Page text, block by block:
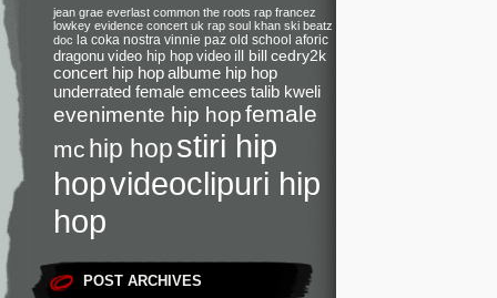
jean grae everlast common the roots rap francez
lowkey evidence concert uk rap soul khan ski beatz
doc la coka nostra vinnie paz old school aforic
dragonu video hip hop video ill bill cedry2k
concert hip hopalbume hip hop
underrated female emcees talib kweli
evenimente hip hopfemale
mc hip hopstiri hip
hopvideoclipuri hip
hop
POST ARCHIVES